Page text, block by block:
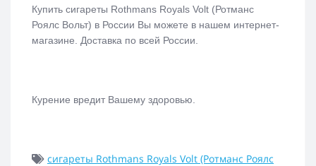
Купить сигареты Rothmans Royals Volt (Ротманс
Роялс Вольт) в России Вы можете в нашем интернет-
магазине. Доставка по всей России.
Курение вредит Вашему здоровью.
сигареты Rothmans Royals Volt (Ротманс Роялс